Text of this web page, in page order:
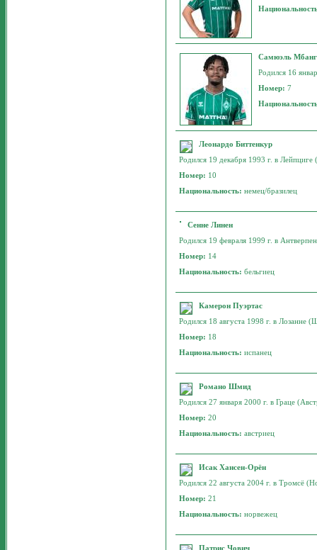
Самюэль
Родился 16
Номер:7
Леонардо Биттенкур
Родился 19 декабря 1993 г. в
Номер: 10
Национальность:немец/бразилец
Сенне Линен
Родился 19 февраля 1999 г. в
Номер: 14
Национальность:бельгиец
Камерон Пуэртас
Родился 18 августа 1998 г. в Лозанне
Номер: 18
Национальность:испанец
Романо Шмид
Родился 27 января 2000 г. в Граце
Номер:20
Национальность:австриец
Исак Хансен-Орён
Родился 22 августа 2004 г. в Тромсё
Номер:21
Национальность:норвежец
Патрис Чович